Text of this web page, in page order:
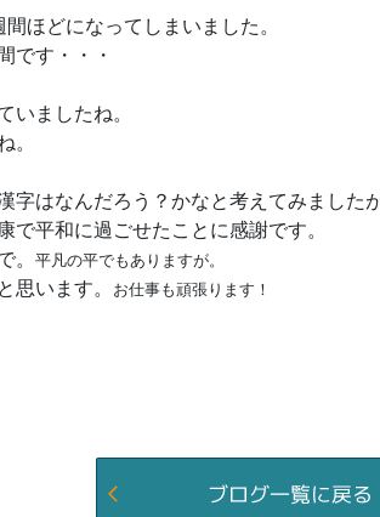
ほどになってしまいました。
です・・・
いましたね。
。
字はなんだろう？かなと考えてみました
で平和に過ごせたことに感謝です。
。 平凡の平でもありますが。
思います。 お仕事も頑張ります！